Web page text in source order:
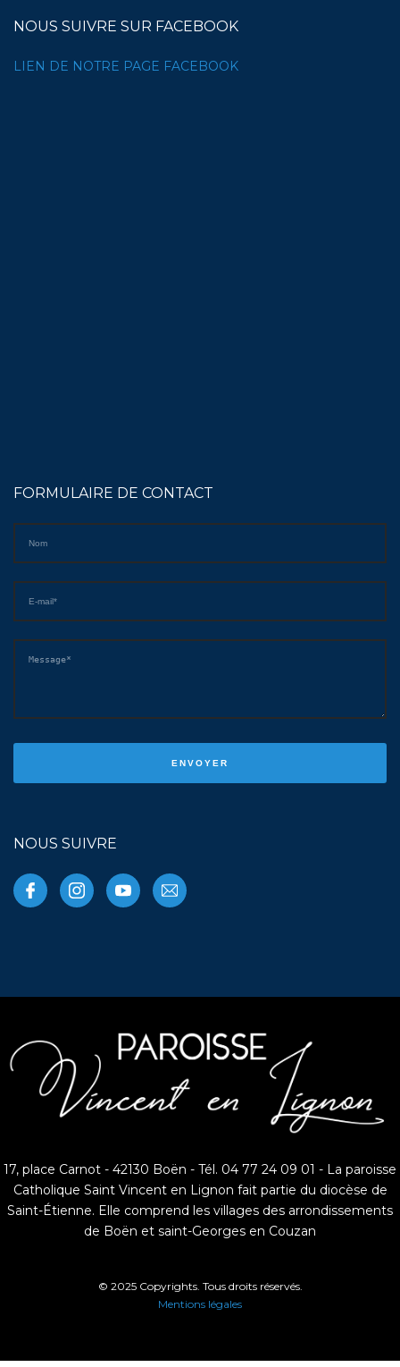
NOUS SUIVRE SUR FACEBOOK
LIEN DE NOTRE PAGE FACEBOOK
FORMULAIRE DE CONTACT
NOUS SUIVRE
17, place Carnot - 42130 Boën - Tél. 04 77 24 09 01 - La paroisse
Catholique Saint Vincent en Lignon fait partie du diocèse de
Saint-Étienne. Elle comprend les villages des arrondissements
de Boën et saint-Georges en Couzan
© 2025 Copyrights. Tous droits réservés.
Mentions légales